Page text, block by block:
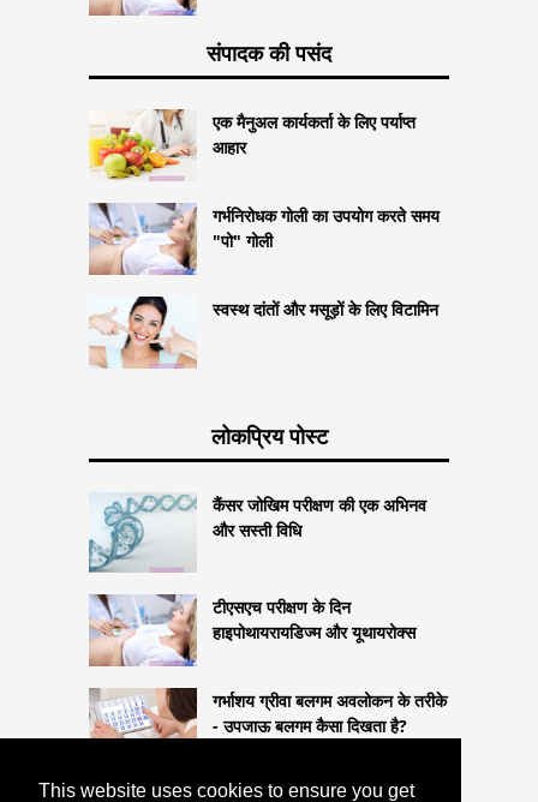
This website uses cookies to ensure you get
संपादक की पसंद
एक मैनुअल कार्यकर्ता के लिए पर्याप्त
आहार
गर्भनिरोधक गोली का उपयोग करते समय
"पो" गोली
स्वस्थ दांतों और मसूड़ों के लिए विटामिन
लोकप्रिय पोस्ट
कैंसर जोखिम परीक्षण की एक अभिनव
और सस्ती विधि
टीएसएच परीक्षण के दिन
हाइपोथायरायडिज्म और यूथायरोक्स
गर्भाशय ग्रीवा बलगम अवलोकन के तरीके
- उपजाऊ बलगम कैसा दिखता है?